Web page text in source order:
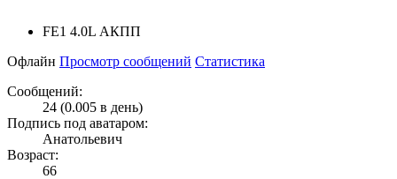
FE1 4.0L АКПП
Офлайн Просмотр сообщений Статистика
Сообщений:
24 (0.005 в день)
Подпись под аватаром:
Анатольевич
Возраст:
66